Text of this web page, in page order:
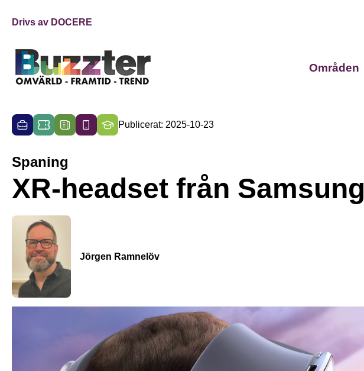
Drivs av DOCERE
Områden
Publicerat: 2025-10-23
Spaning
XR-headset från Samsung
Jörgen Ramnelöv